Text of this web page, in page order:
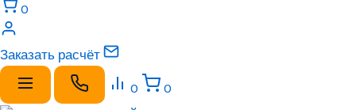
0
Заказать расчёт
0 0